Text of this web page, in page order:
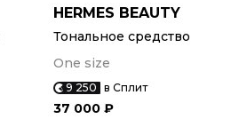
HERMES BEAUTY
Тональное средство
One size
9 250 в Сплит
37 000 ₽